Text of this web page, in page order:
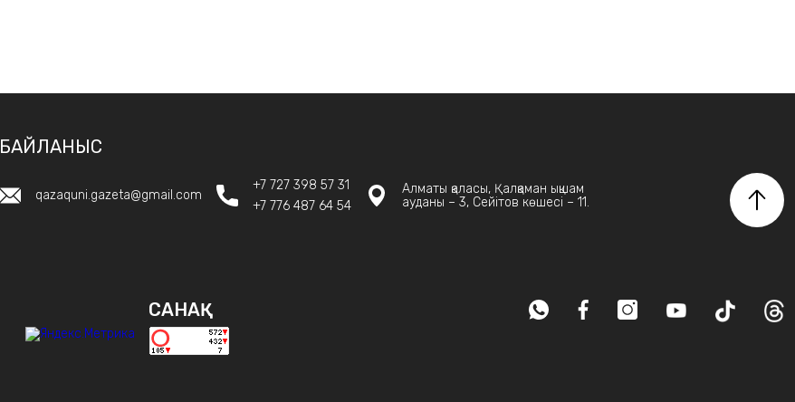
БАЙЛАНЫС
qazaquni.gazeta@gmail.com
+7 727 398 57 31
+7 776 487 64 54
Алматы қаласы, Қалқаман ықшам
ауданы – 3, Сейітов көшесі – 11.
САНАҚ